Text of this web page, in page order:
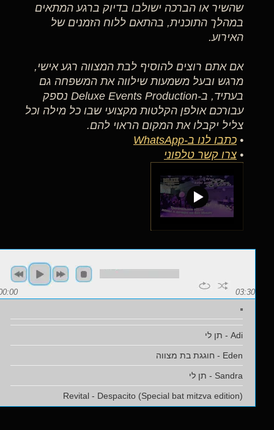
שהשיר או הברכה ישולבו בדיוק ברגע המתאים
במהלך התוכנית, בהתאם ללוח הזמנים של
האירוע.
אם אתם רוצים להוסיף לבת המצווה רגע אישי,
מרגש ובעל משמעות שילווה את המשפחה גם
בעתיד, ב-Deluxe Events Production נספק
עבורכם אולפן הקלטות מקצועי שבו כל מילה וכל
צליל יקבלו את המקום הראוי להם.
• כתבו לנו ב-WhatsApp
• צרו קשר טלפוני
00:00 03:30
Adi - תן לי
Eden - חוגגת בת מצווה
Sandra - תן לי
Revital - Despacito (Special bat mitzva edition)